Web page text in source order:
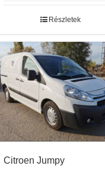
Részletek
Citroen Jumpy